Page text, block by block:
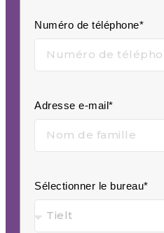
Numéro de téléphone*
Adresse e-mail*
Sélectionner le bureau*